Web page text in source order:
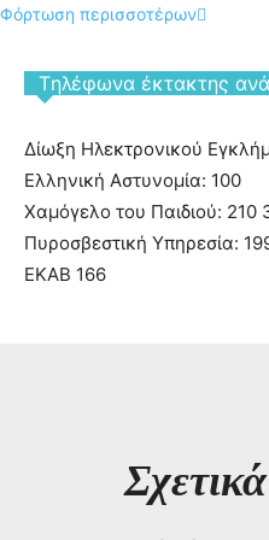
Φόρτωση περισσοτέρων
Tηλέφωνα έκτακτης
Δίωξη Ηλεκτρονικού
Ελληνική Αστυνομία: 100
Χαμόγελο του Παιδιού: 210
Πυροσβεστική Υπηρεσία:
ΕΚΑΒ 166